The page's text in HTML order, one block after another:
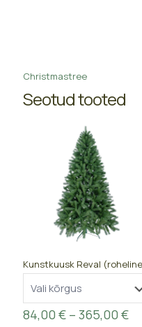
Christmastree
Seotud tooted
Kunstkuusk Reval
84,00 € – 365,00 €